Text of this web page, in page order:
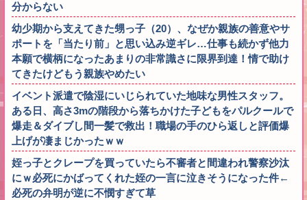
分からない
幼少期から支えてきた甥っ子（20）、なぜか親族の善意やサ
ポートを「当たり前」と思い込み逆ギレ…仕事も続かず他力
本願で横柄になったあまりの非常識さに限界到達！情で助け
てきたけどもう親族やめたい
イベント派遣で陰湿にいじられていた地味な男性スタッフ。
ある日、高さ3mの階段から落ちかけた子どもをパルクールで
爆走＆ダイブし間一髪で救出！職場の手のひら返しと評価爆
上げが凄まじかったｗｗ
姪っ子とクレープを買っていたら不審者と間違われ警察沙汰
にｗ必死にかばってくれた姪の一言に泣きそうになった件←
必死の弁明が逆に不憫すぎて草